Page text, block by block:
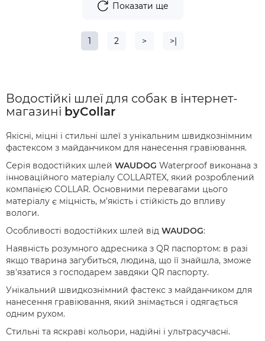
Показати ще
1 2 > >|
Водостійкі шлеї для собак в інтернет-
магазині byCollar
Якісні, міцні і стильні шлеї з унікальним швидкознімним
фастексом з майданчиком для нанесення гравіювання.
Серія водостійких шлей WAUDOG Waterproof виконана з
інноваційного матеріалу COLLARTEX, який розроблений
компанією COLLAR. Основними перевагами цього
матеріалу є міцність, м'якість і стійкість до впливу
вологи.
Особливості водостійких шлей від WAUDOG:
Наявність розумного адресника з QR паспортом: в разі
якщо тварина загубиться, людина, що її знайшла, зможе
зв'язатися з господарем завдяки QR паспорту.
Унікальний швидкознімний фастекс з майданчиком для
нанесення гравіювання, який знімається і одягається
одним рухом.
Стильні та яскраві кольори, надійні і ультрасучасні.